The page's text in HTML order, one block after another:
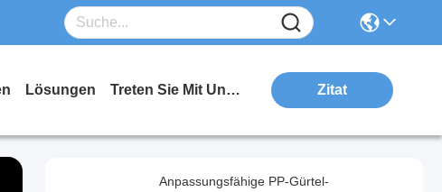
Lösungen Treten Sie Mit Uns In Verbindung Zitat
Anpassungsfähige PP-Gürtel-